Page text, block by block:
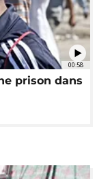
00:58
prison dans